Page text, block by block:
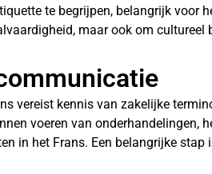
te begrijpen, belangrijk voor
maar ook om cultureel
vereist kennis van zakelijke
voeren van onderhandelingen,
in het Frans. Een belangrijke